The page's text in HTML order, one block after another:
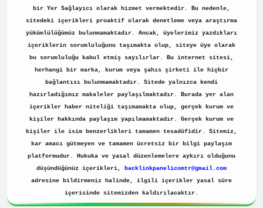
bir Yer Sağlayıcı olarak hizmet vermektedir. Bu nedenle,
sitedeki içerikleri proaktif olarak denetleme veya araştırma
yükümlülüğümüz bulunmamaktadır. Ancak, üyelerimiz yazdıkları
içeriklerin sorumluluğunu taşımakta olup, siteye üye olarak
bu sorumluluğu kabul etmiş sayılırlar. Bu internet sitesi,
herhangi bir marka, kurum veya şahıs şirketi ile hiçbir
bağlantısı bulunmamaktadır. Sitede yalnızca kendi
hazırladığımız makaleler paylaşılmaktadır. Burada yer alan
içerikler haber niteliği taşımamakta olup, gerçek kurum ve
kişiler hakkında paylaşım yapılmamaktadır. Gerçek kurum ve
kişiler ile isim benzerlikleri tamamen tesadüfidir. Sitemiz,
kar amacı gütmeyen ve tamamen ücretsiz bir bilgi paylaşım
platformudur. Hukuka ve yasal düzenlemelere aykırı olduğunu
düşündüğünüz içerikleri,
backlinkpanelicomtr@gmail.com
adresine bildirmeniz halinde, ilgili içerikler yasal süre
içerisinde sitemizden kaldırılacaktır.